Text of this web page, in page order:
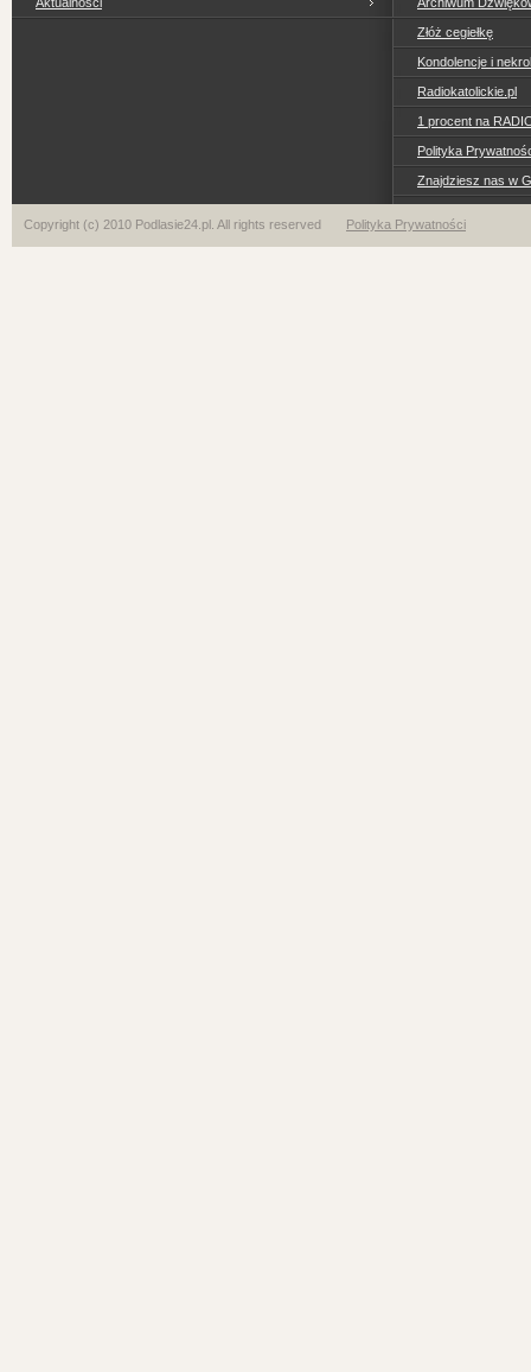
Złóż cegiełkę
Kondolencje i
Radiokatolickie.pl
1 procent na
Polityka
Znajdziesz nas w
Copyright (c) 2010 Podlasie24.pl. All rights reserved Polityka Prywatności